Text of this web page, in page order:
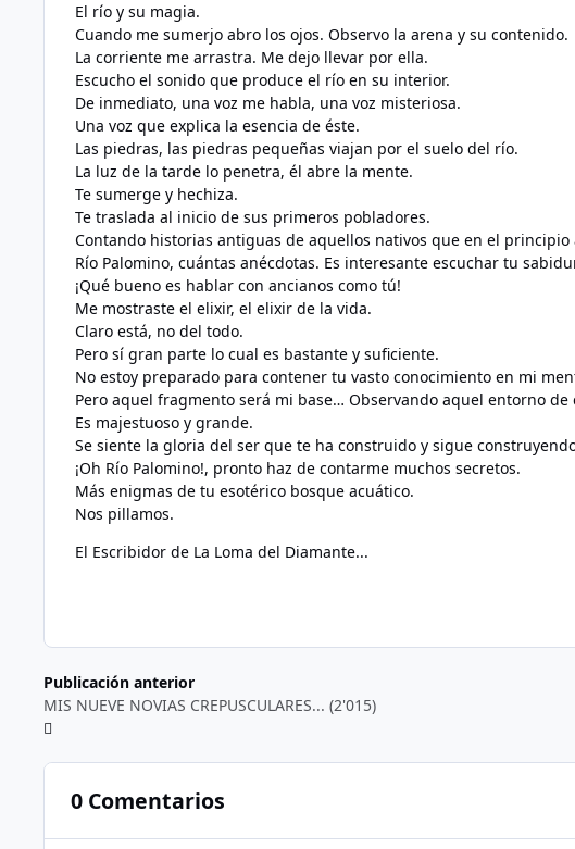
El río y su magia.
Cuando me sumerjo abro los ojos. Observo la arena y su contenido.
La corriente me arrastra. Me dejo llevar por ella.
Escucho el sonido que produce el río en su interior.
De inmediato, una voz me habla, una voz misteriosa.
Una voz que explica la esencia de éste.
Las piedras, las piedras pequeñas viajan por el suelo del río.
La luz de la tarde lo penetra, él abre la mente.
Te sumerge y hechiza.
Te traslada al inicio de sus primeros pobladores.
Contando historias antiguas de aquellos nativos que en el
Río Palomino, cuántas anécdotas. Es interesante escuchar tu
¡Qué bueno es hablar con ancianos como tú!
Me mostraste el elixir, el elixir de la vida.
Claro está, no del todo.
Pero sí gran parte lo cual es bastante y suficiente.
No estoy preparado para contener tu vasto conocimiento en mi
Pero aquel fragmento será mi base… Observando aquel entorno
Es majestuoso y grande.
Se siente la gloria del ser que te ha construido y sigue
¡Oh Río Palomino!, pronto haz de contarme muchos secretos.
Más enigmas de tu esotérico bosque acuático.
Nos pillamos.
El Escribidor de La Loma del Diamante...
Publicación anterior
MIS NUEVE NOVIAS CREPUSCULARES... (2'015)
0 Comentarios